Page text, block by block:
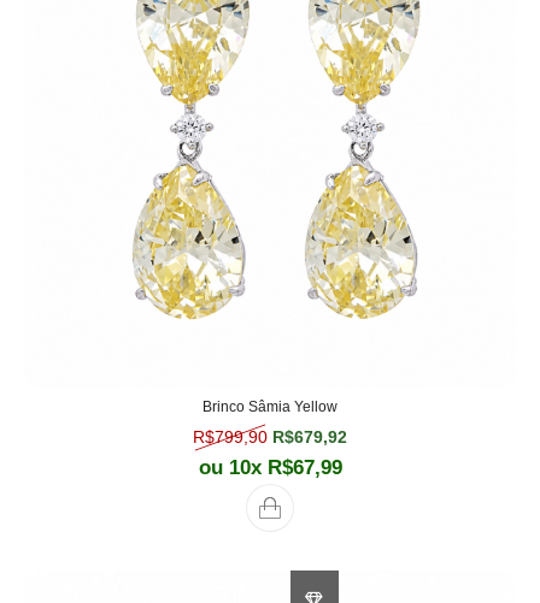
Brinco Sâmia Yellow
R$799,90 O preço original era: R$799,90.
R$679,92
ou 10x R$67,99